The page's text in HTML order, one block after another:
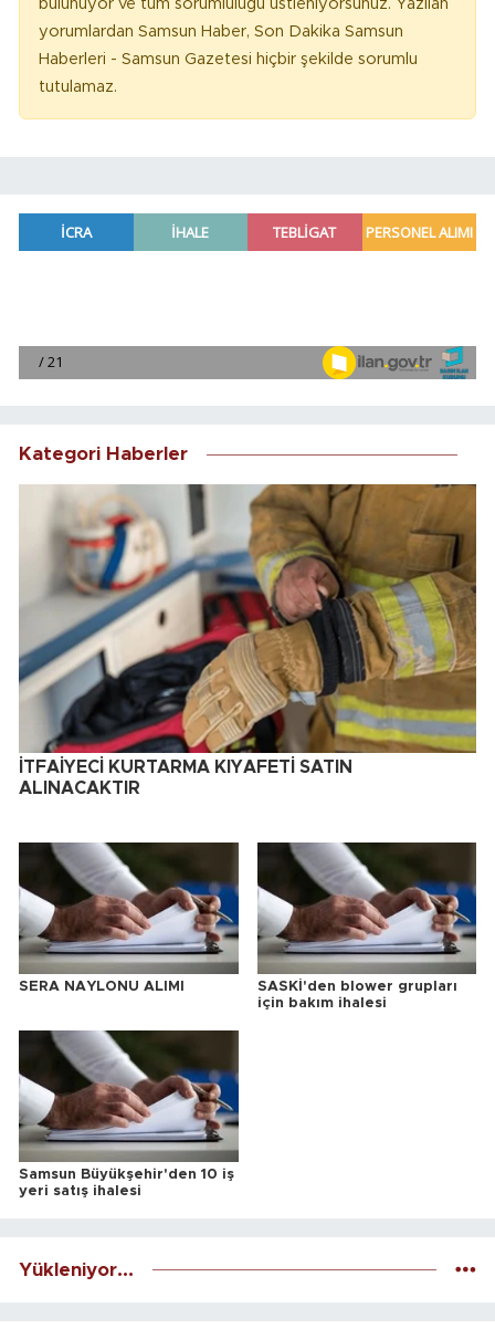
bulunuyor ve tüm sorumluluğu üstleniyorsunuz. Yazılan
yorumlardan Samsun Haber, Son Dakika Samsun
Haberleri - Samsun Gazetesi hiçbir şekilde sorumlu
tutulamaz.
Kategori Haberler
İTFAİYECİ KURTARMA KIYAFETİ SATIN
ALINACAKTIR
SERA NAYLONU ALIMI
SASKİ'den blower grupları
için bakım ihalesi
Samsun Büyükşehir'den 10 iş
yeri satış ihalesi
Yükleniyor...